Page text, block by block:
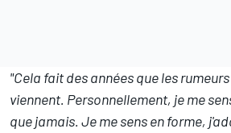
"Cela fait des années que les
viennent. Personnellement, je me
que jamais. Je me sens en forme,